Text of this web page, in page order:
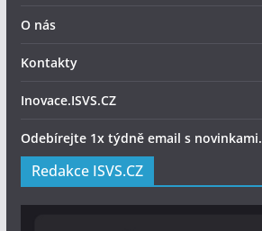
O nás
Kontakty
Inovace.ISVS.CZ
Odebírejte 1x týdně email s novinkami.
Redakce ISVS.CZ